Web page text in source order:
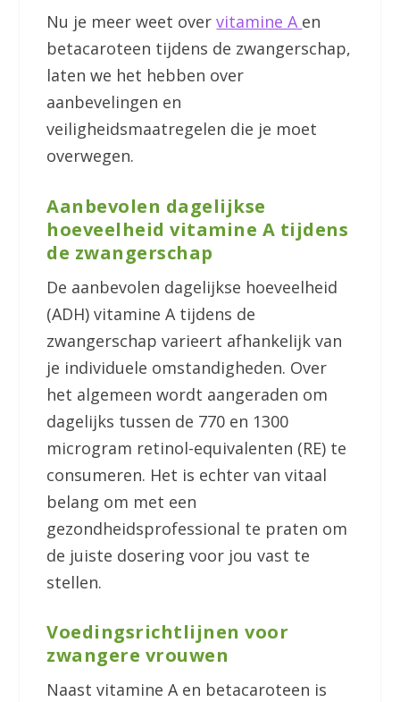
Nu je meer weet overvitamine A en
betacaroteen tijdens de zwangerschap,
laten we het hebben over
aanbevelingen en
veiligheidsmaatregelen die je moet
overwegen.
Aanbevolen dagelijkse
hoeveelheid vitamine A tijdens
de zwangerschap
De aanbevolen dagelijkse hoeveelheid
(ADH) vitamine A tijdens de
zwangerschap varieert afhankelijk van
je individuele omstandigheden. Over
het algemeen wordt aangeraden om
dagelijks tussen de 770 en 1300
microgram retinol-equivalenten (RE) te
consumeren. Het is echter van vitaal
belang om met een
gezondheidsprofessional te praten om
de juiste dosering voor jou vast te
stellen.
Voedingsrichtlijnen voor
zwangere vrouwen
Naast vitamine A en betacaroteen is